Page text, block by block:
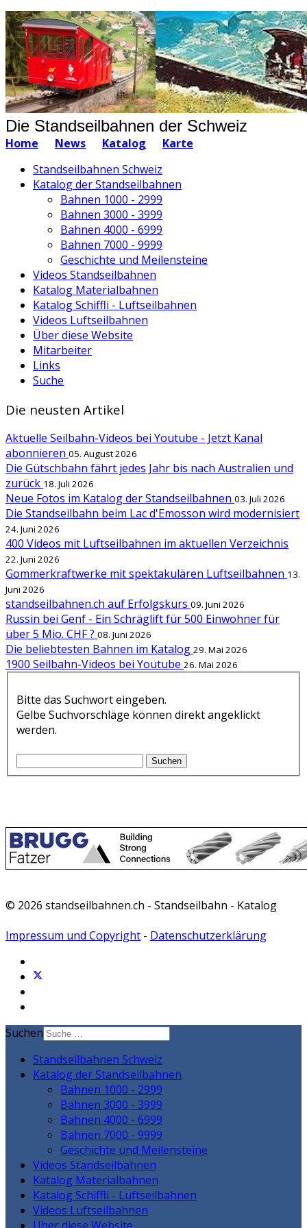
Die Standseilbahnen der Schweiz
Home News Katalog
Karte
Standseilbahnen Schweiz
Katalog der Standseilbahnen
Bahnen 1000 - 2999
Bahnen 3000 - 3999
Bahnen 4000 - 6999
Bahnen 7000 - 9999
Geschichte und Meilensteine
Videos Standseilbahnen
Katalog Materialbahnen
Katalog Schiffli - Luftseilbahnen
Videos Luftseilbahnen
Über diese Website
Mitarbeiter
Links
Suche
Die neusten Artikel
Aktuelle Seilbahn-Videos bei Youtube - Jetzt Kanal
abonnieren 05. August 2026
Die Gütschbahn fährt jedes Jahr bis nach Australien und
zurück 18. Juli 2026
Neue Fotos im Katalog der Standseilbahnen 03. Juli 2026
Die Standseilbahn beim Lac d'Emosson wird modernisiert
24. Juni 2026
400 Videos mit Luftseilbahnen im aktuellen Verzeichnis
22. Juni 2026
Gommerkraftwerke mit spektakulären Luftseilbahnen 13.
Juni 2026
standseilbahnen.ch auf Erfolgskurs 09. Juni 2026
Russin bei Genf - Ein Schräglift für 500 Einwohner für
über 5 Mio. CHF ? 08. Juni 2026
Die beliebtesten Bahnen im Katalog 29. Mai 2026
1900 Seilbahn-Videos bei Youtube 26. Mai 2026
Bitte das Suchwort eingeben.
Gelbe Suchvorschläge können direkt angeklickt
werden.
Suchen
© 2026 standseilbahnen.ch - Standseilbahn - Katalog
Impressum und Copyright - Datenschutzerklärung
Suchen
Standseilbahnen Schweiz
Katalog der Standseilbahnen
Bahnen 1000 - 2999
Bahnen 3000 - 3999
Bahnen 4000 - 6999
Bahnen 7000 - 9999
Geschichte und Meilensteine
Videos Standseilbahnen
Katalog Materialbahnen
Katalog Schiffli - Luftseilbahnen
Videos Luftseilbahnen